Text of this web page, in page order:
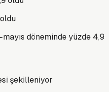
döneminde yüzde 4,9